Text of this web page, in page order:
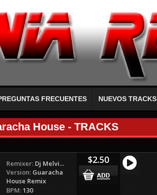
FRECUENTES NUEVOS TRACKS
House - TRACKS
Remixer: Dj Melvi...
Version: Guaracha
House Remix
BPM:130
$2.50